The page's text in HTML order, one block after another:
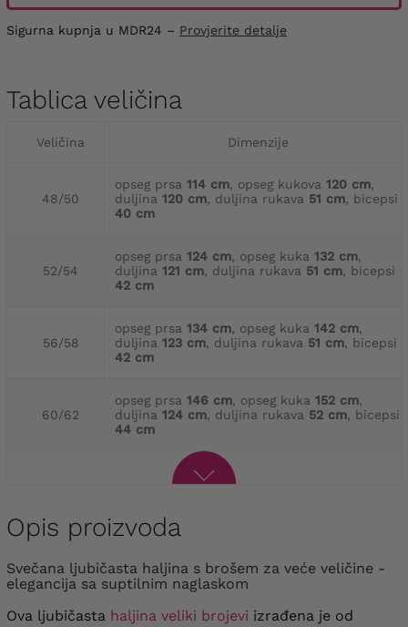
Sigurna kupnja u MDR24 – Provjerite detalje
Tablica veličina
Veličina Dimenzije
48/50
opseg prsa 114 cm, opseg kukova 120 cm,
duljina 120 cm, duljina rukava 51 cm, bicepsi
40 cm
52/54
opseg prsa 124 cm, opseg kuka 132 cm,
duljina 121 cm, duljina rukava 51 cm, bicepsi
42 cm
56/58
opseg prsa 134 cm, opseg kuka 142 cm,
duljina 123 cm, duljina rukava 51 cm, bicepsi
42 cm
60/62
opseg prsa 146 cm, opseg kuka 152 cm,
duljina 124 cm, duljina rukava 52 cm, bicepsi
44 cm
Opis proizvoda
Svečana ljubičasta haljina s brošem za veće veličine -
elegancija sa suptilnim naglaskom
Ova ljubičasta haljina veliki brojevi izrađena je od